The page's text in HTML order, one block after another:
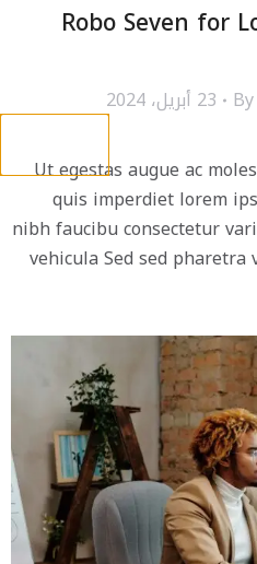
Robo Seven for
By 23 أبريل، 2024
Ut egestas augue ac
quis imperdiet lorem
nibh faucibu consectetur
vehicula Sed sed